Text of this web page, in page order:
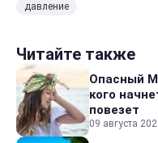
давление
Читайте также
Опасный
кого
повезет
09 августа